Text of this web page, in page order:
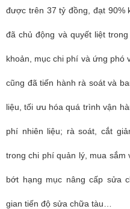
được trên 37 tỷ đồng, đạt 90%
đã chủ động và quyết liệt
khoản, mục chi phí và ứng phó
cũng đã tiến hành rà soát và
liệu, tối ưu hóa quá trình vận
phí nhiên liệu; rà soát, cắt
trong chi phí quản lý, mua sắm
bớt hạng mục nâng cấp sửa
gian tiến độ sửa chữa tàu…